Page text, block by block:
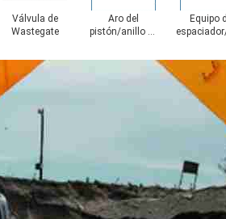
Bomba de
inyección de
Carcasa del
turbo